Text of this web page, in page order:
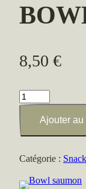
8,50 €
quantité
Bowl
Ajouter au
Catégorie :